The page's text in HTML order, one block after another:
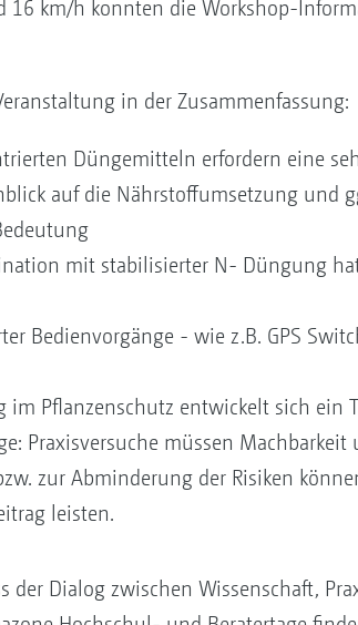
km/h konnten die Workshop-
in der Zusammenfassung:
Düngemitteln erfordern eine
auf die Nährstoffumsetzung und
mit stabilisierter N- Düngung
Bedienvorgänge - wie z.B. GPS
Pflanzenschutz entwickelt sich ein
Praxisversuche müssen Machbarkeit
zur Abminderung der Risiken
leisten.
der Dialog zwischen Wissenschaft,